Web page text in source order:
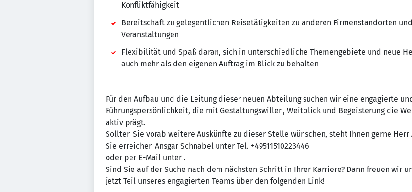
Konfliktfähigkeit
Bereitschaft zu gelegentlichen Reisetätigkeiten zu anderen Firmenstandorten
Veranstaltungen
Flexibilität und Spaß daran, sich in unterschiedliche Themengebiete und neue
auch mehr als den eigenen Auftrag im Blick zu behalten
Für den Aufbau und die Leitung dieser neuen Abteilung suchen wir eine engagierte
Führungspersönlichkeit, die mit Gestaltungswillen, Weitblick und Begeisterung die
aktiv prägt.
Sollten Sie vorab weitere Auskünfte zu dieser Stelle wünschen, steht Ihnen gerne Herr
Sie erreichen Ansgar Schnabel unter Tel. +49511510223446
oder per E-Mail unter .
Sind Sie auf der Suche nach dem nächsten Schritt in Ihrer Karriere? Dann freuen wir
jetzt Teil unseres engagierten Teams über den folgenden Link!